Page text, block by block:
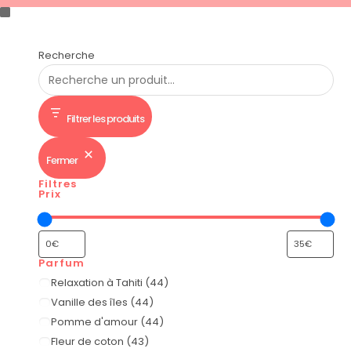
Recherche
Filtrer les produits
Fermer
Filtres
Prix
Parfum
Relaxation à Tahiti (44)
Vanille des îles (44)
Pomme d'amour (44)
Fleur de coton (43)